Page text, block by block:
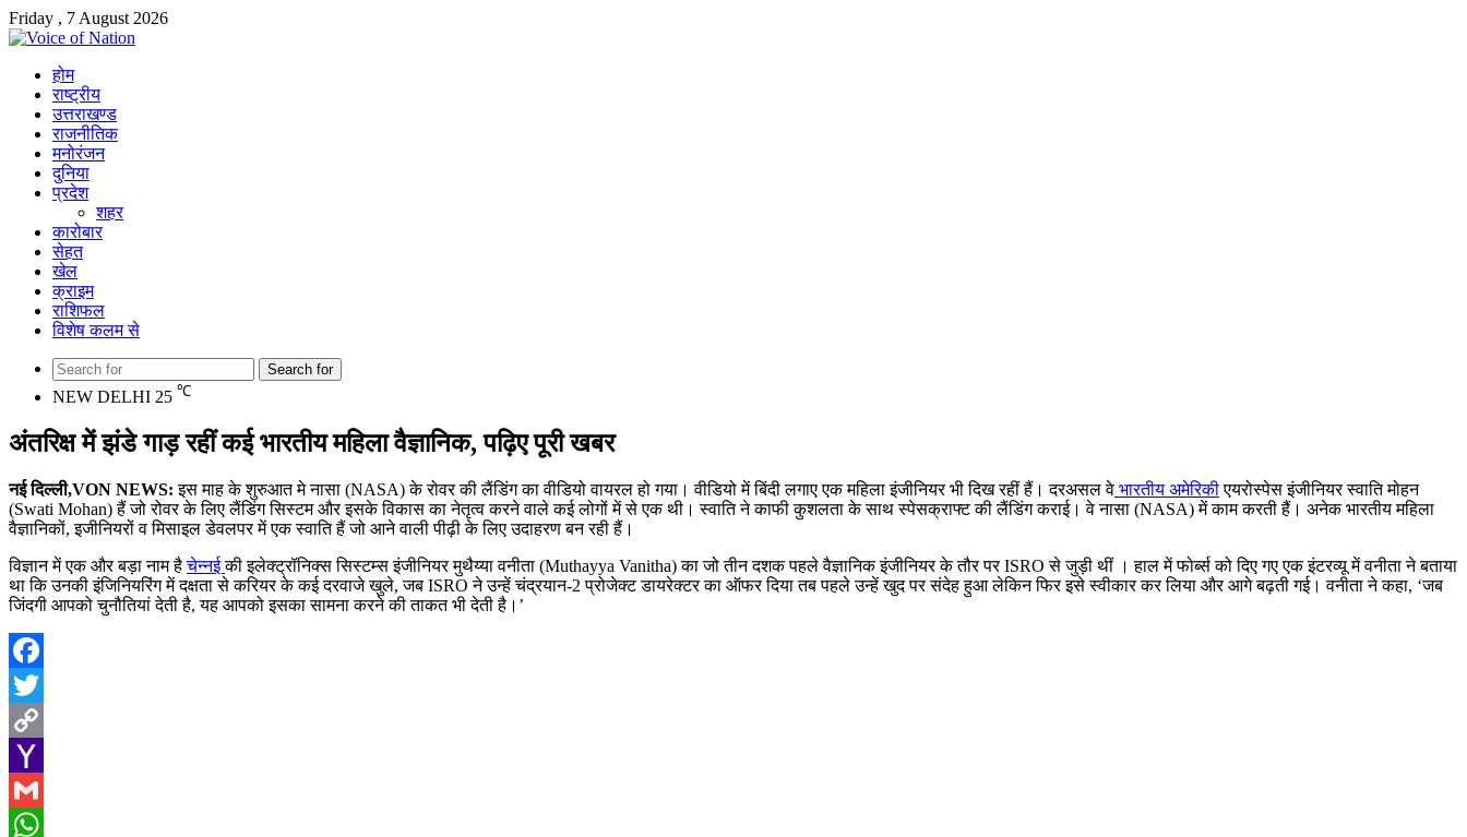
Friday , 7 August 2026
होम
राष्ट्रीय
उत्तराखण्ड
राजनीतिक
मनोरंजन
दुनिया
प्रदेश
शहर
कारोबार
सेहत
खेल
क्राइम
राशिफल
विशेष कलम से
Search for
NEW DELHI 25 ℃
अंतरिक्ष में झंडे गाड़ रहीं कई भारतीय महिला वैज्ञानिक, पढ़िए पूरी खबर
नई दिल्ली,VON NEWS:इस माह के शुरुआत मे नासा (NASA) के रोवर की लैंडिंग का वीडियो वायरल हो गया। वीडियो में बिंदी लगाए एक महिला इंजीनियर भी दिख रहीं हैं। दरअसल वे भारतीय अमेरिकीएयरोस्पेस इंजीनियर स्वाति मोहन
(Swati Mohan) हैं जो रोवर के लिए लैंडिंग सिस्टम और इसके विकास का नेतृत्व करने वाले कई लोगों में से एक थी। स्वाति ने काफी कुशलता के साथ स्पेसक्राफ्ट की लैंडिंग कराई। वे नासा (NASA) में काम करती हैं। अनेक भारतीय महिला
वैज्ञानिकों, इजीनियरों व मिसाइल डेवलपर में एक स्वाति हैं जो आने वाली पीढ़ी के लिए उदाहरण बन रही हैं।
विज्ञान में एक और बड़ा नाम हैचेन्नईकी इलेक्ट्रॉनिक्स सिस्टम्स इंजीनियर मुथैय्या वनीता (Muthayya Vanitha) का जो तीन दशक पहले वैज्ञानिक इंजीनियर के तौर पर ISRO से जुड़ी थीं । हाल में फोर्ब्स को दिए गए एक इंटरव्यू में वनीता ने बताया
था कि उनकी इंजिनियरिंग में दक्षता से करियर के कई दरवाजे खुले, जब ISRO ने उन्हें चंद्रयान-2 प्रोजेक्ट डायरेक्टर का ऑफर दिया तब पहले उन्हें खुद पर संदेह हुआ लेकिन फिर इसे स्वीकार कर लिया और आगे बढ़ती गई। वनीता ने कहा, ‘जब
जिंदगी आपको चुनौतियां देती है, यह आपको इसका सामना करने की ताकत भी देती है।’
Facebook
Twitter
Copy
Link
Yahoo
Mail
Gmail